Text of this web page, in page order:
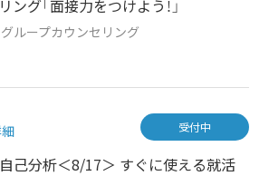
グ「面接力をつけよう！」
グループカウンセリング
己分析＜8/17＞ すぐに使える就活
受付中